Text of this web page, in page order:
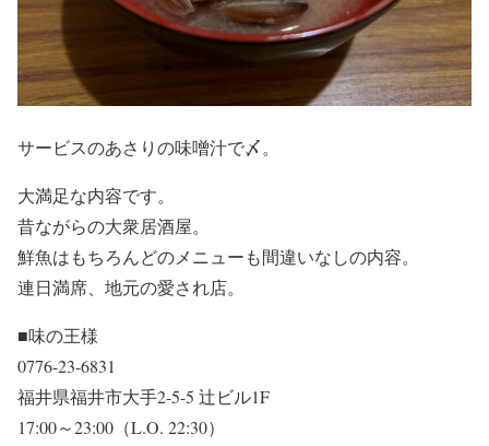
サービスのあさりの味噌汁で〆。
大満足な内容です。
昔ながらの大衆居酒屋。
鮮魚はもちろんどのメニューも間違いなしの内容。
連日満席、地元の愛され店。
■味の王様
0776-23-6831
福井県福井市大手2-5-5 辻ビル1F
17:00～23:00（L.O. 22:30）